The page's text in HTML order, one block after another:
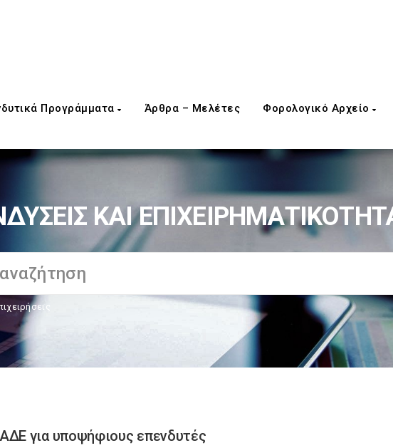
Προγράμματα Άρθρα – Μελέτες Φορολογικό Αρχείο
ΚΑΙ
για υποψήφιους επενδυτές